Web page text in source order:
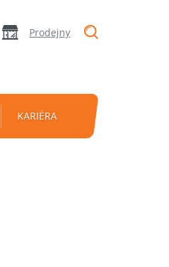
Prodejny
KARIÉRA